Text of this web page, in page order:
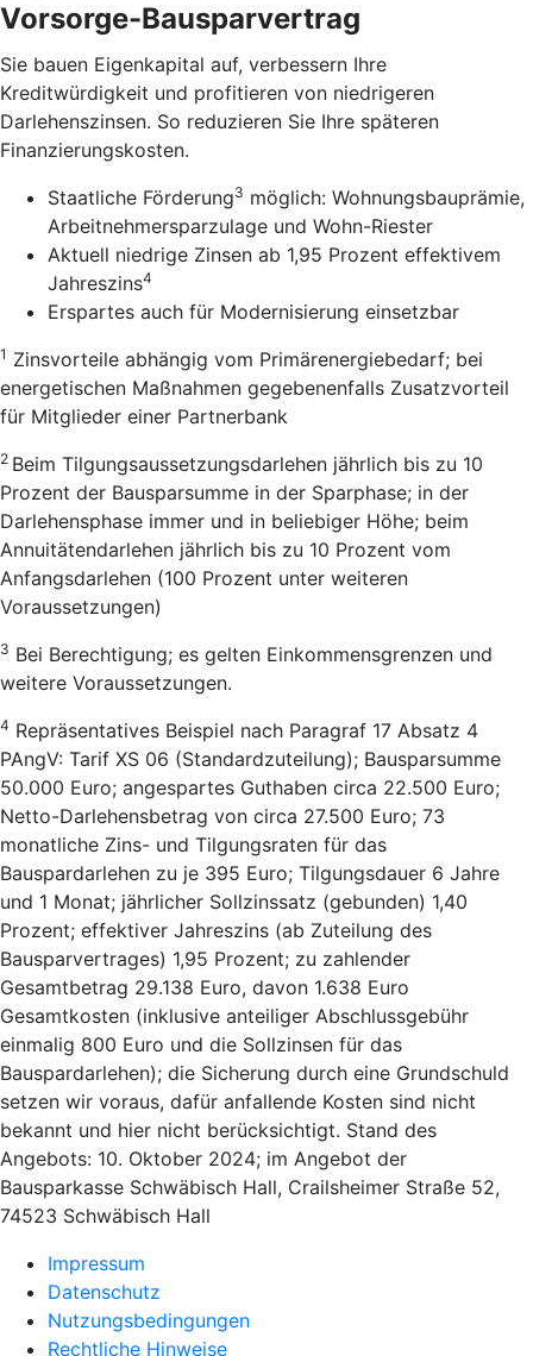
Vorsorge-Bausparvertrag
Sie bauen Eigenkapital auf, verbessern Ihre
Kreditwürdigkeit und profitieren von niedrigeren
Darlehenszinsen. So reduzieren Sie Ihre späteren
Finanzierungskosten.
Staatliche Förderung3 möglich: Wohnungsbauprämie,
Arbeitnehmersparzulage und Wohn-Riester
Aktuell niedrige Zinsen ab 1,95 Prozent effektivem
Jahreszins4
Erspartes auch für Modernisierung einsetzbar
1 Zinsvorteile abhängig vom Primärenergiebedarf; bei
energetischen Maßnahmen gegebenenfalls Zusatzvorteil
für Mitglieder einer Partnerbank
2 Beim Tilgungsaussetzungsdarlehen jährlich bis zu 10
Prozent der Bausparsumme in der Sparphase; in der
Darlehensphase immer und in beliebiger Höhe; beim
Annuitätendarlehen jährlich bis zu 10 Prozent vom
Anfangsdarlehen (100 Prozent unter weiteren
Voraussetzungen)
3 Bei Berechtigung; es gelten Einkommensgrenzen und
weitere Voraussetzungen.
4 Repräsentatives Beispiel nach Paragraf 17 Absatz 4
PAngV: Tarif XS 06 (Standardzuteilung); Bausparsumme
50.000 Euro; angespartes Guthaben circa 22.500 Euro;
Netto-Darlehensbetrag von circa 27.500 Euro; 73
monatliche Zins- und Tilgungsraten für das
Bauspardarlehen zu je 395 Euro; Tilgungsdauer 6 Jahre
und 1 Monat; jährlicher Sollzinssatz (gebunden) 1,40
Prozent; effektiver Jahreszins (ab Zuteilung des
Bausparvertrages) 1,95 Prozent; zu zahlender
Gesamtbetrag 29.138 Euro, davon 1.638 Euro
Gesamtkosten (inklusive anteiliger Abschlussgebühr
einmalig 800 Euro und die Sollzinsen für das
Bauspardarlehen); die Sicherung durch eine Grundschuld
setzen wir voraus, dafür anfallende Kosten sind nicht
bekannt und hier nicht berücksichtigt. Stand des
Angebots: 10. Oktober 2024; im Angebot der
Bausparkasse Schwäbisch Hall, Crailsheimer Straße 52,
74523 Schwäbisch Hall
Impressum
Datenschutz
Nutzungsbedingungen
Rechtliche Hinweise